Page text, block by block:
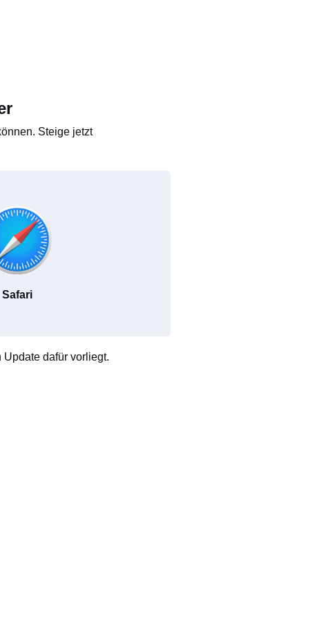
Steige jetzt
Safari
dafür vorliegt.